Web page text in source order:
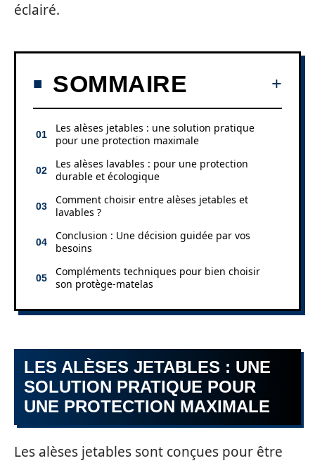
éclairé.
SOMMAIRE
Les alèses jetables : une solution pratique
pour une protection maximale
Les alèses lavables : pour une protection
durable et écologique
Comment choisir entre alèses jetables et
lavables ?
Conclusion : Une décision guidée par vos
besoins
Compléments techniques pour bien choisir
son protège-matelas
LES ALÈSES JETABLES : UNE
SOLUTION PRATIQUE POUR
UNE PROTECTION MAXIMALE
Les alèses jetables sont conçues pour être